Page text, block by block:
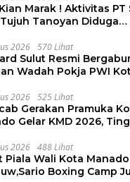
Marak ! Aktivitas PT
Tanoyan Diduga
2026 570 Lihat
Sulut Resmi
Wadah Pokja PWI
2026 525 Lihat
Gerakan Pramuka
Gelar KMD 2026,
2026 488 Lihat
Piala Wali Kota
Boxing Camp